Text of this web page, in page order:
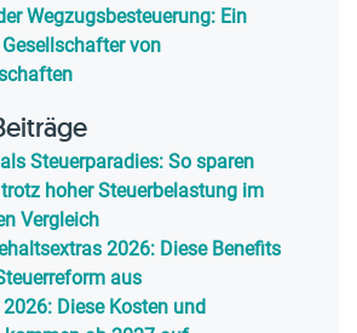
Wegzugsbesteuerung: Ein
von
Steuerparadies: So sparen
hoher Steuerbelastung im
Vergleich
2026: Diese Benefits
aus
Diese Kosten und